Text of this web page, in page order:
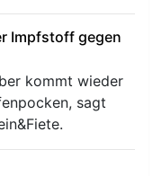
Impfstoff gegen
kommt wieder
sagt